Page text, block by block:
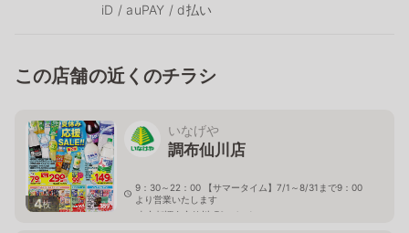
iD / auPAY / d払い
この店舗の近くのチラシ
4枚
いなげや
調布仙川店
9：30～22：00 【サマータイム】7/1～8/31まで9：00
より営業いたします
東京都調布市仙川町3－4－1